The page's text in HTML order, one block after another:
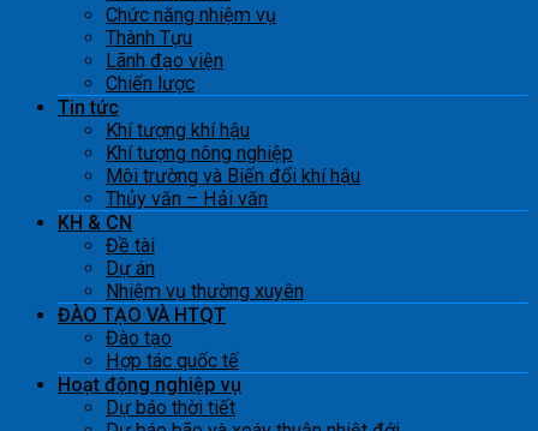
Chức năng nhiệm vụ
Thành Tựu
Lãnh đạo viện
Chiến lược
Tin tức
Khí tượng khí hậu
Khí tượng nông nghiệp
Môi trường và Biến đổi khí hậu
Thủy văn – Hải văn
KH & CN
Đề tài
Dự án
Nhiệm vụ thường xuyên
ĐÀO TẠO VÀ HTQT
Đào tạo
Hợp tác quốc tế
Hoạt động nghiệp vụ
Dự báo thời tiết